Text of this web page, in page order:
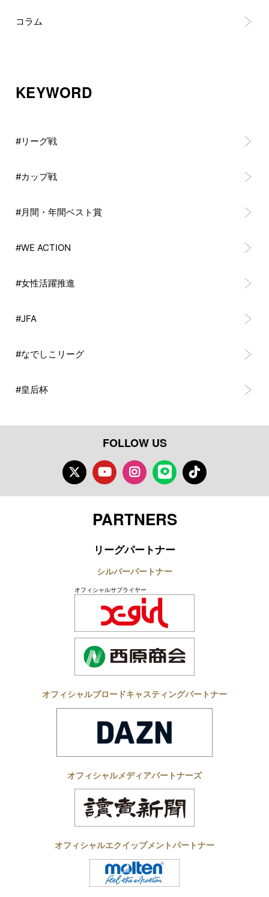
コラム
KEYWORD
#リーグ戦
#カップ戦
#月間・年間ベスト賞
#WE ACTION
#女性活躍推進
#JFA
#なでしこリーグ
#皇后杯
FOLLOW US
TwitterYoutubeInstagram
LINE TikTok
PARTNERS
リーグパートナー
シルバーパートナー
オフィシャルサプライヤー
オフィシャルブロードキャスティングパートナー
オフィシャルメディアパートナーズ
オフィシャルエクイップメントパートナー